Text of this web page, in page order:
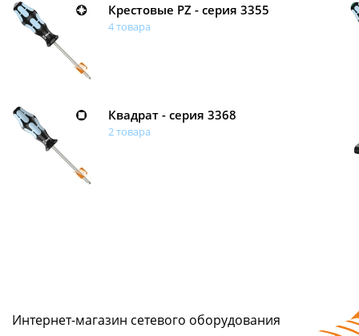
Крестовые PZ - серия 3355
4 товара
Квадрат - серия 3368
2 товара
Интернет-магазин сетeвого оборудования